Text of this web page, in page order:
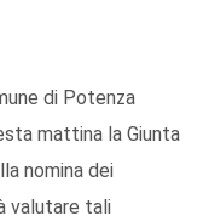
di Potenza
mattina la Giunta
nomina dei
valutare tali